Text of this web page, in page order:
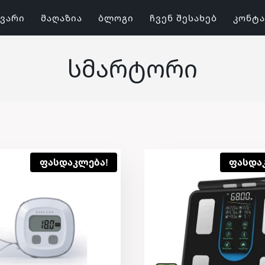
ᲛᲐᲦᲐᲖᲘᲐ ᲑᲚᲝᲒᲘ ᲩᲕᲔᲜ ᲨᲔᲡᲐᲮᲔᲑ
Სმარტორი
ფასდაკლება!